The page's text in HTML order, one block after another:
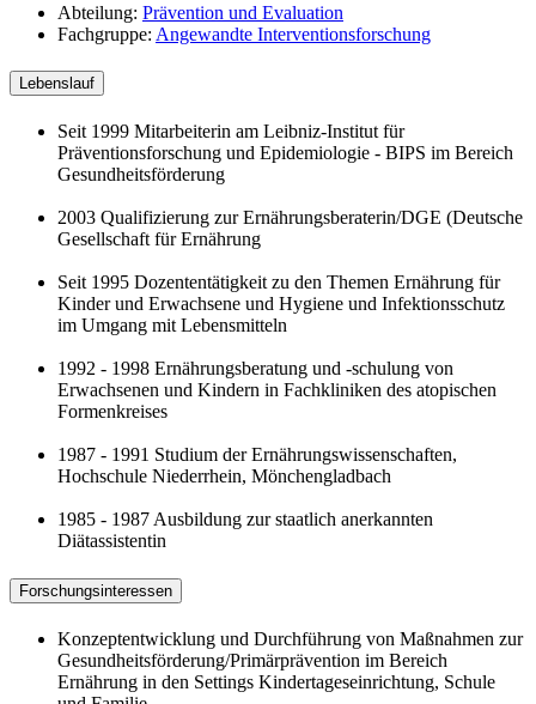
Abteilung: Prävention und Evaluation
Fachgruppe: Angewandte Interventionsforschung
Lebenslauf
Seit 1999 Mitarbeiterin am Leibniz-Institut für
Präventionsforschung und Epidemiologie - BIPS im Bereich
Gesundheitsförderung
2003 Qualifizierung zur Ernährungsberaterin/DGE (Deutsche
Gesellschaft für Ernährung
Seit 1995 Dozententätigkeit zu den Themen Ernährung für
Kinder und Erwachsene und Hygiene und Infektionsschutz
im Umgang mit Lebensmitteln
1992 - 1998 Ernährungsberatung und -schulung von
Erwachsenen und Kindern in Fachkliniken des atopischen
Formenkreises
1987 - 1991 Studium der Ernährungswissenschaften,
Hochschule Niederrhein, Mönchengladbach
1985 - 1987 Ausbildung zur staatlich anerkannten
Diätassistentin
Forschungsinteressen
Konzeptentwicklung und Durchführung von Maßnahmen zur
Gesundheitsförderung/Primärprävention im Bereich
Ernährung in den Settings Kindertageseinrichtung, Schule